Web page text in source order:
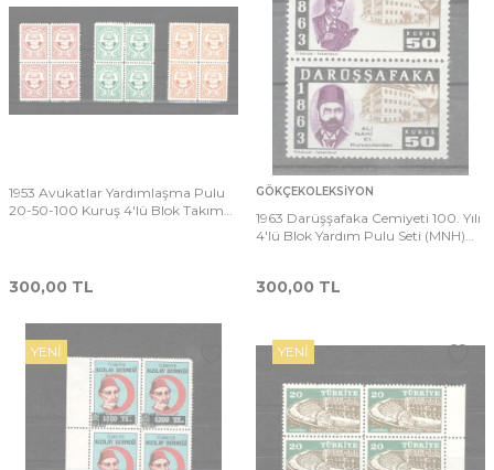
1953 Avukatlar Yardımlaşma Pulu
20-50-100 Kuruş 4'lü Blok Takım
300,00 TL
GÖKÇEKOLEKSIYON
1963 Darüşşafaka Cemiyeti 100. Yılı
4'lü Blok Yardım Pulu Seti (MNH)
300,00 TL
YENI YENI